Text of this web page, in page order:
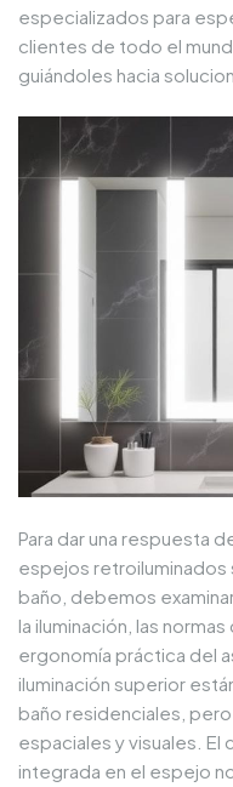
especializados para
clientes de todo el
guiándoles hacia
Para dar una respuesta
espejos retroiluminados
baño, debemos
la iluminación, las
ergonomía práctica del
iluminación superior
baño residenciales,
espaciales y visuales. El
integrada en el espejo